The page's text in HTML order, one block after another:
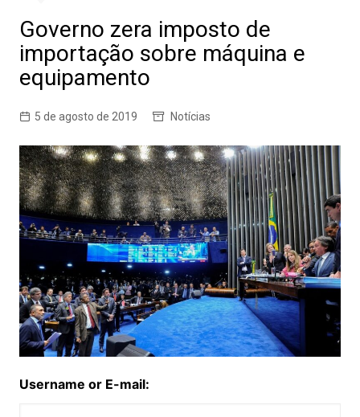
Governo zera imposto de
importação sobre máquina e
equipamento
5 de agosto de 2019 Notícias
Username or E-mail: